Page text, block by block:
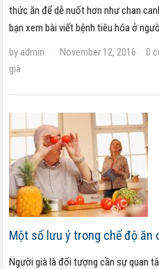
thức ăn để dễ nuốt hơn như chan
bạn xem bài viết bệnh tiêu hóa ở
by admin · November 12, 2016· 0
già
Một số lưu ý trong chế độ ăn
Người già là đối tượng cần sự quan